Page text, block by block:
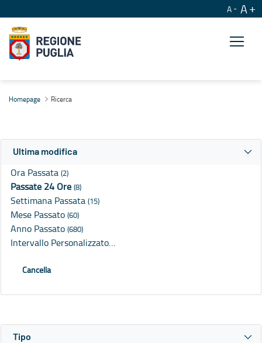
A A
Homepage Ricerca
Ultima modifica
Ora Passata (2)
Passate 24 Ore (8)
Settimana Passata (15)
Mese Passato (60)
Anno Passato (680)
Intervallo Personalizzato…
Cancella
Tipo